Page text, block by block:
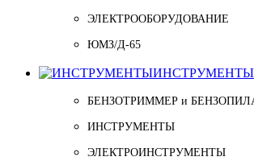
ЭЛЕКТРООБОРУДОВАНИЕ
ЮМЗ/Д-65
ИНСТРУМЕНТЫ
БЕНЗОТРИММЕР и
ИНСТРУМЕНТЫ
ЭЛЕКТРОИНСТРУМЕНТЫ